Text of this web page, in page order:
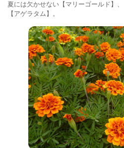
夏には欠かせない【マリーゴールド】
【アゲラタム】。